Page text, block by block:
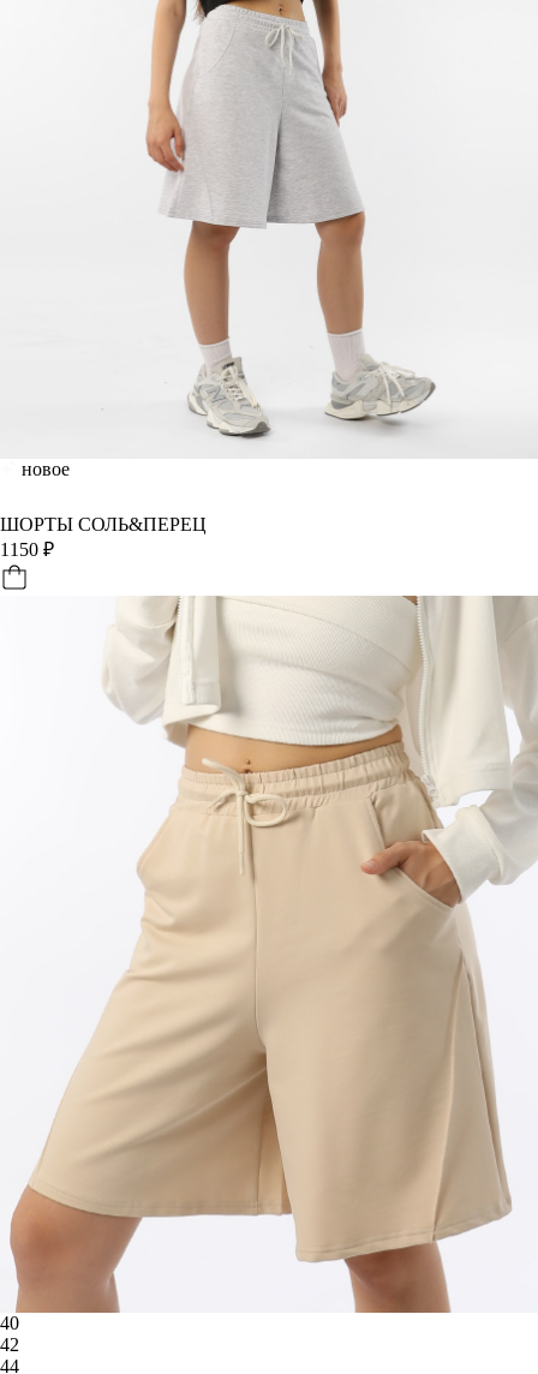
новое
ШОРТЫ СОЛЬ&ПЕРЕЦ
1150 ₽
40
42
44